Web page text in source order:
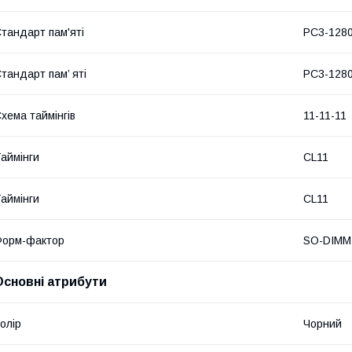
пам'яті PC3-
пам’ яті PC3-
таймінгів 11-11-11
CL11
CL11
фактор SO-DIMM
атрибути
Чорний